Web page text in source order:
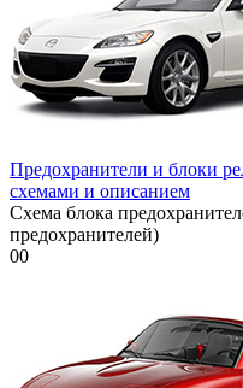
Предохранители и блоки
схемами и описанием
Схема блока
предохранителей)
00